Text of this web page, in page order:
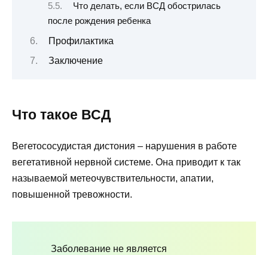
Что делать, если ВСД обострилась
после рождения ребенка
Профилактика
Заключение
Что такое ВСД
Вегетососудистая дистония – нарушения в работе
вегетативной нервной системе. Она приводит к так
называемой метеочувствительности, апатии,
повышенной тревожности.
Заболевание не является